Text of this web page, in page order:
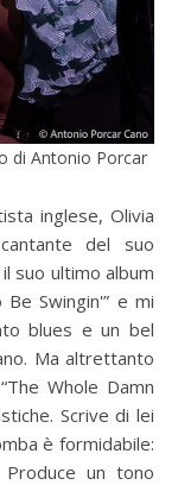
di Antonio Porcar
del suo
suo ultimo album
Swingin'” e mi
blues e un bel
Ma altrettanto
Whole Damn
Scrive di lei
è formidabile:
un tono